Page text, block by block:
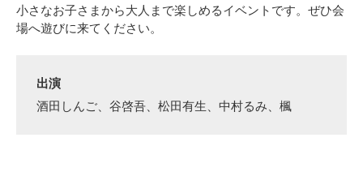
小さなお子さまから大人まで楽しめるイベントです。ぜひ会
場へ遊びに来てください。
出演
酒田しんご、谷啓吾、松田有生、中村るみ、楓